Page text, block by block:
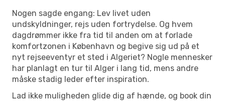
Nogen sagde engang: Lev livet uden
undskyldninger, rejs uden fortrydelse. Og hvem
dagdrømmer ikke fra tid til anden om at forlade
komfortzonen i København og begive sig ud på et
nyt rejseeventyr et sted i Algeriet? Nogle mennesker
har planlagt en tur til Alger i lang tid, mens andre
måske stadig leder efter inspiration.
Lad ikke muligheden glide dig af hænde, og book din